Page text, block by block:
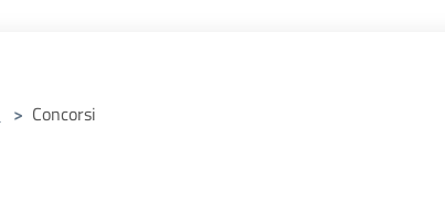
> Concorsi